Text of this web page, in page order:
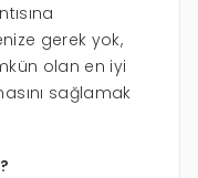
gerek yok,
olan en iyi
sağlamak